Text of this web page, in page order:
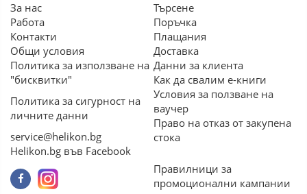
За нас
Работа
Контакти
Общи условия
Политика за използване на
"бисквитки"
Политика за сигурност на
личните данни
service@helikon.bg
Helikon.bg във Facebook
Търсене
Поръчка
Плащания
Доставка
Данни за клиента
Как да свалим е-книги
Условия за ползване на
ваучер
Право на отказ от закупена
стока
Правилници за
промоционални кампании